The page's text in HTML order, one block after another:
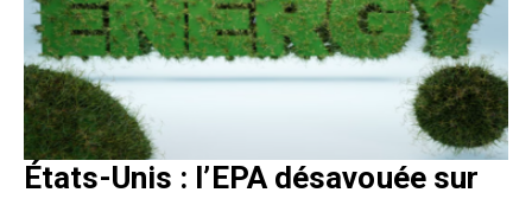
États-Unis : l’EPA désavouée sur